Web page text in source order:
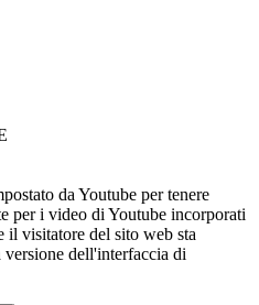
da Youtube per tenere
per i video di Youtube incorporati
il visitatore del sito web sta
dell'interfaccia di